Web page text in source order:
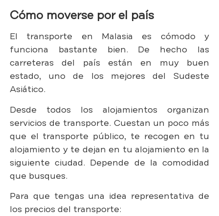
Cómo moverse por el país
El transporte en Malasia es cómodo y
funciona bastante bien. De hecho las
carreteras del país están en muy buen
estado, uno de los mejores del Sudeste
Asiático.
Desde todos los alojamientos organizan
servicios de transporte. Cuestan un poco más
que el transporte público, te recogen en tu
alojamiento y te dejan en tu alojamiento en la
siguiente ciudad. Depende de la comodidad
que busques.
Para que tengas una idea representativa de
los precios del transporte: